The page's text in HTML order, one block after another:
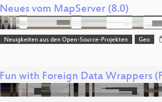
Neues vom MapServer (8.0)
Neuigkeiten aus den Open-Source-Projekten Geo
Fun with Foreign Data Wrappers